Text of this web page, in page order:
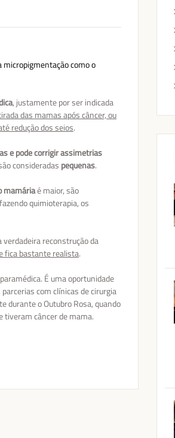
micropigmentação como o
, justamente por ser indicada
das mamas após câncer, ou
redução dos seios.
e pode corrigir assimetrias
consideradas pequenas.
mamáriaé maior, são
quimioterapia, os
reconstrução da
fica bastante realista.
É uma oportunidade
com clínicas de cirurgia
durante o Outubro Rosa, quando
tiveram câncer de mama.